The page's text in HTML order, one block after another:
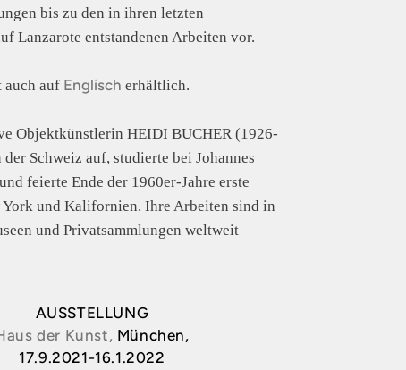
bis zu den in ihren letzten
Lanzarote entstandenen Arbeiten vor.
auch auf Englisch erhältlich.
Objektkünstlerin HEIDI BUCHER (1926-
Schweiz auf, studierte bei Johannes
feierte Ende der 1960er-Jahre erste
und Kalifornien. Ihre Arbeiten sind in
und Privatsammlungen weltweit
AUSSTELLUNG
der Kunst, München,
17.9.2021-16.1.2022